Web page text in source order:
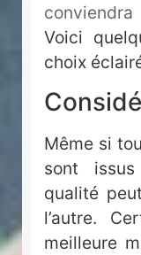
conviendra
Voici
choix
Même si
sont
qualité
l’autre.
meilleure